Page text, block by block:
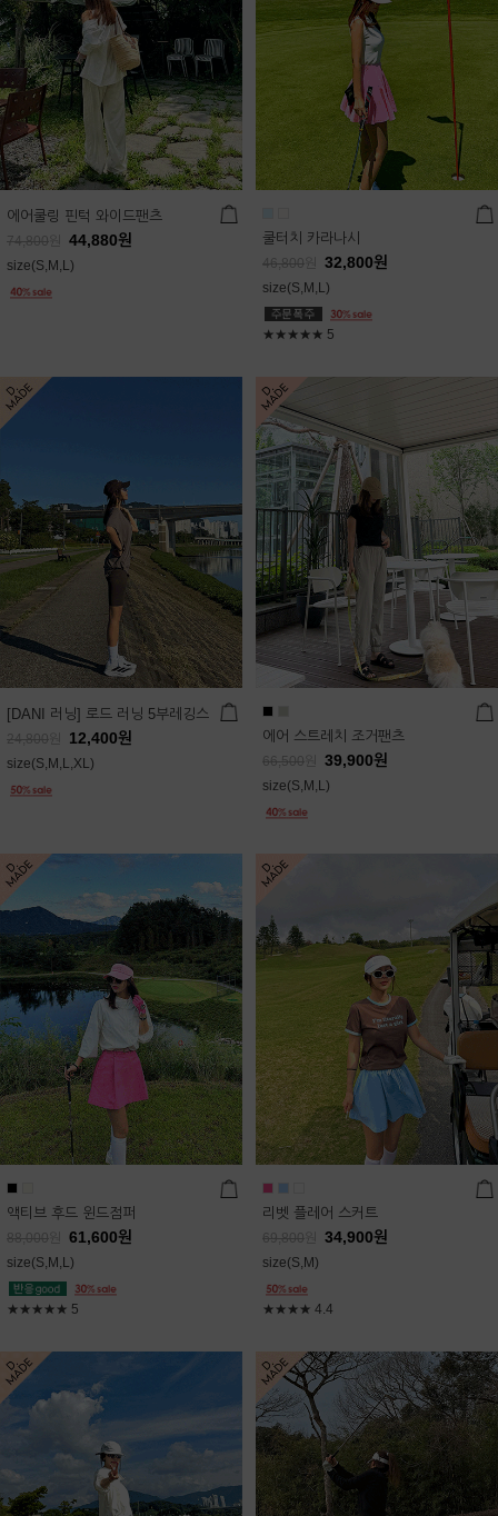
에어쿨링 핀턱 와이드팬츠
74,800 44,880원
size(S,M,L)
쿨터치 카라나시
46,800 32,800원
size(S,M,L)
★★★★★ 5
[DANI 러닝] 로드 러닝 5부레깅스
24,800 12,400원
size(S,M,L,XL)
에어 스트레치 조거팬츠
66,500 39,900원
size(S,M,L)
액티브 후드 윈드점퍼
88,000 61,600원
size(S,M,L)
★★★★★ 5
리벳 플레어 스커트
69,800 34,900원
size(S,M)
★★★★ 4.4